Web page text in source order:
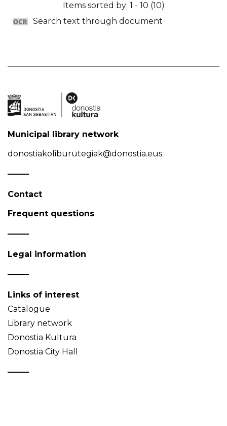
Items sorted by: 1 - 10 (10)
Search text through document
Municipal library network
donostiakoliburutegiak@donostia.eus
Contact
Frequent questions
Legal information
Links of interest
Catalogue
Library network
Donostia Kultura
Donostia City Hall